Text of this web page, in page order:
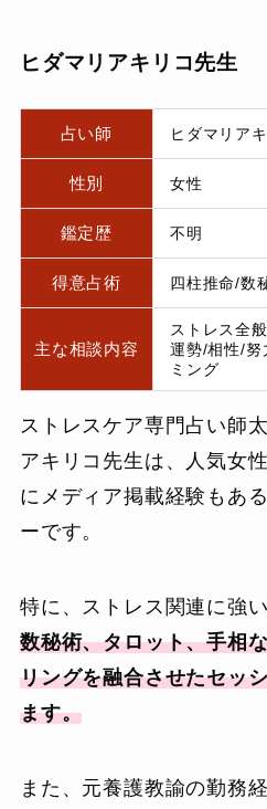
ヒダマリアキリコ先生
占い師 ヒダマリア
性別 女性
鑑定歴 不明
得意占術 四柱推命/数
主な相談内容
ストレス全
運勢/相性/努
ミング
ストレスケア専門占い師
アキリコ先生は、人気女
にメディア掲載経験もあ
ーです。
特に、ストレス関連に強い
数秘術、タロット、手相
リングを融合させたセッ
ます。
また、元養護教諭の勤務